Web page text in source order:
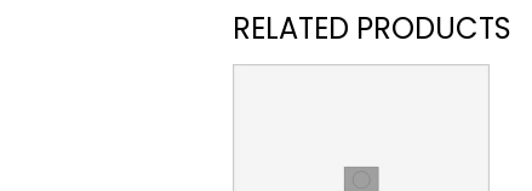
RELATED PRODUCTS